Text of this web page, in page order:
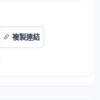
複製連結